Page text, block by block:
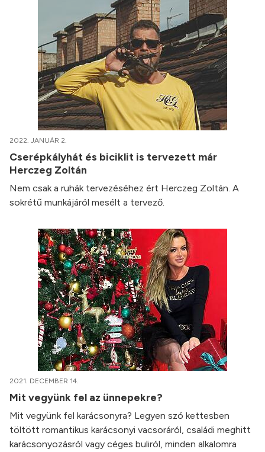
2022. JANUÁR 2.
Cserépkályhát és biciklit is tervezett már
Herczeg Zoltán
Nem csak a ruhák tervezéséhez ért Herczeg Zoltán. A
sokrétű munkájáról mesélt a tervező.
2021. DECEMBER 14.
Mit vegyünk fel az ünnepekre?
Mit vegyünk fel karácsonyra? Legyen szó kettesben
töltött romantikus karácsonyi vacsoráról, családi meghitt
karácsonyozásról vagy céges buliról, minden alkalomra